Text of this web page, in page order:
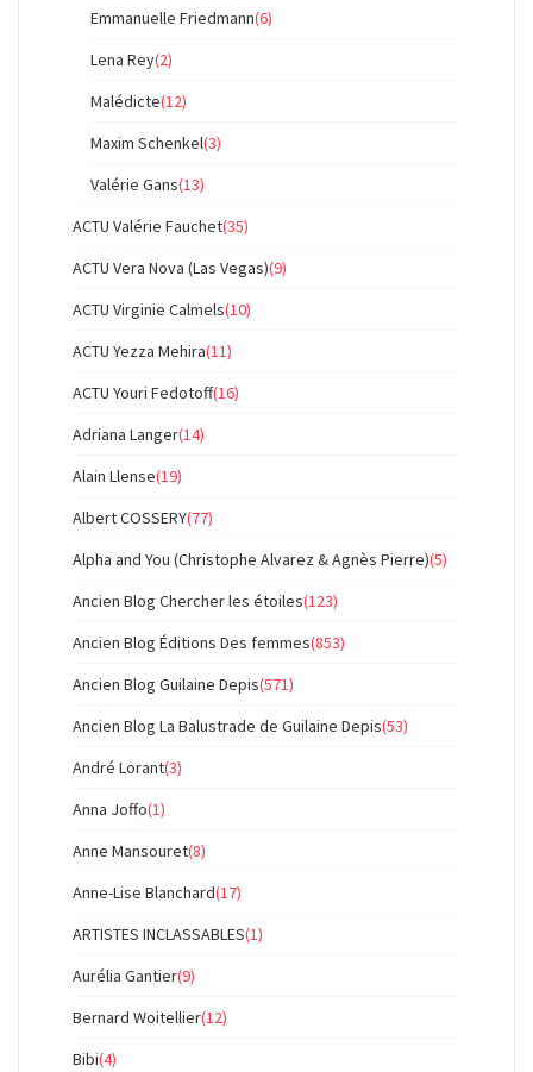
Emmanuelle Friedmann(6)
Lena Rey(2)
Malédicte(12)
Maxim Schenkel(3)
Valérie Gans(13)
ACTU Valérie Fauchet(35)
ACTU Vera Nova (Las Vegas)(9)
ACTU Virginie Calmels(10)
ACTU Yezza Mehira(11)
ACTU Youri Fedotoff(16)
Adriana Langer(14)
Alain Llense(19)
Albert COSSERY(77)
Alpha and You (Christophe Alvarez & Agnès Pierre)(5)
Ancien Blog Chercher les étoiles(123)
Ancien Blog Éditions Des femmes(853)
Ancien Blog Guilaine Depis(571)
Ancien Blog La Balustrade de Guilaine Depis(53)
André Lorant(3)
Anna Joffo(1)
Anne Mansouret(8)
Anne-Lise Blanchard(17)
ARTISTES INCLASSABLES(1)
Aurélia Gantier(9)
Bernard Woitellier(12)
Bibi(4)